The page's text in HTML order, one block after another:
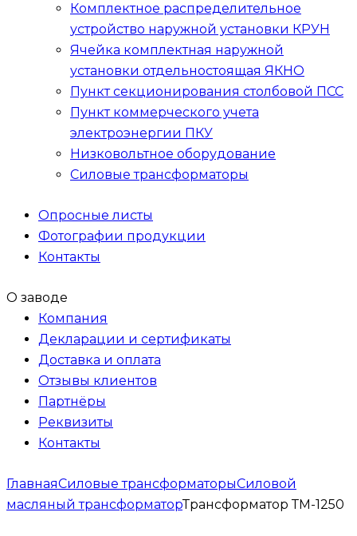
Комплектное распределительное
устройство наружной установки КРУН
Ячейка комплектная наружной
установки отдельностоящая ЯКНО
Пункт секционирования столбовой ПСС
Пункт коммерческого учета
электроэнергии ПКУ
Низковольтное оборудование
Силовые трансформаторы
Опросные листы
Фотографии продукции
Контакты
О заводе
Компания
Декларации и сертификаты
Доставка и оплата
Отзывы клиентов
Партнёры
Реквизиты
Контакты
ГлавнаяСиловые трансформаторыСиловой
масляный трансформаторТрансформатор ТМ-1250